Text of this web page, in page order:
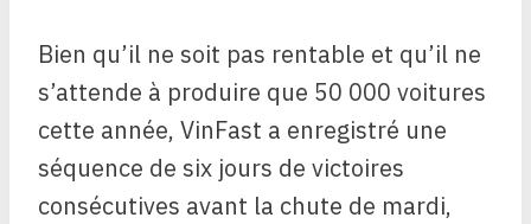
Bien qu’il ne soit pas rentable et qu’il ne
s’attende à produire que 50 000 voitures
cette année, VinFast a enregistré une
séquence de six jours de victoires
consécutives avant la chute de mardi,